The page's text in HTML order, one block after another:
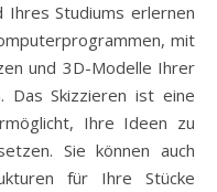
Ihres Studiums erlernen
mit
und 3D-Modelle Ihrer
Das Skizzieren ist eine
Ihre Ideen zu
Sie können auch
für Ihre Stücke